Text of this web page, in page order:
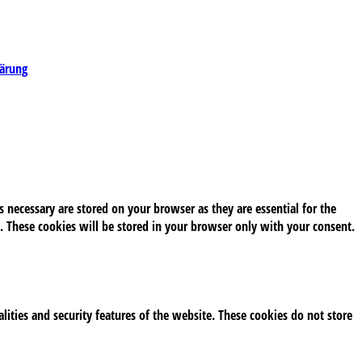
are stored on your browser as they are essential for the
cookies will be stored in your browser only with your consent.
and security features of the website. These cookies do not store